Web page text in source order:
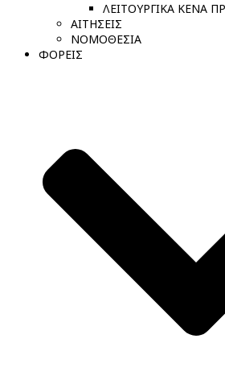
ΛΕΙΤΟΥΡΓΙΚΑ ΚΕΝΑ
ΑΙΤΗΣΕΙΣ
ΝΟΜΟΘΕΣΙΑ
ΦΟΡΕΙΣ